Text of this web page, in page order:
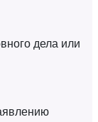
дела или